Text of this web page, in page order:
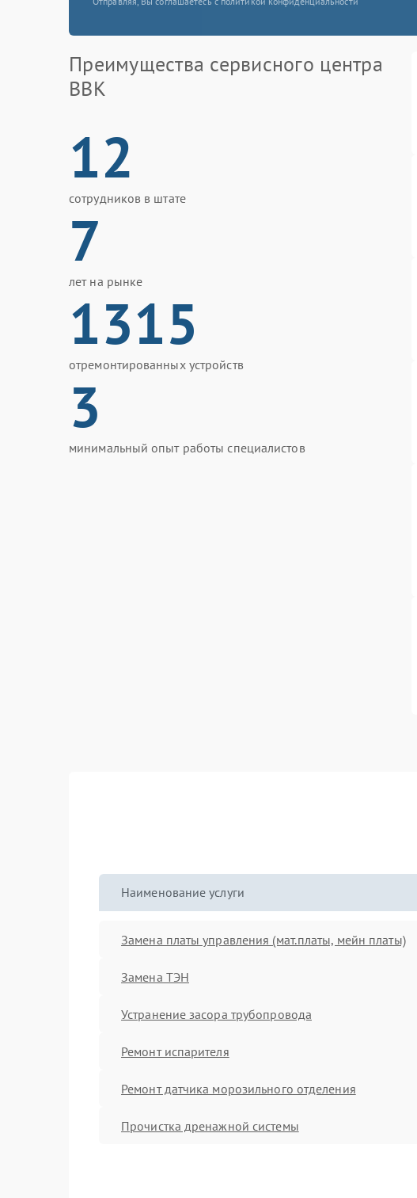
Преимущества сервисного центра
BBK
12
сотрудников в штате
7
лет на рынке
1315
отремонтированных устройств
3
минимальный опыт работы специалистов
Наименование услуги
Замена платы управления (мат.платы, мейн платы)
Замена ТЭН
Устранение засора трубопровода
Ремонт испарителя
Ремонт датчика морозильного отделения
Прочистка дренажной системы